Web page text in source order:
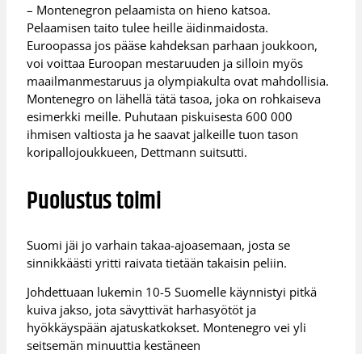
– Montenegron pelaamista on hieno katsoa.
Pelaamisen taito tulee heille äidinmaidosta.
Euroopassa jos pääse kahdeksan parhaan joukkoon,
voi voittaa Euroopan mestaruuden ja silloin myös
maailmanmestaruus ja olympiakulta ovat mahdollisia.
Montenegro on lähellä tätä tasoa, joka on rohkaiseva
esimerkki meille. Puhutaan piskuisesta 600 000
ihmisen valtiosta ja he saavat jalkeille tuon tason
koripallojoukkueen, Dettmann suitsutti.
Puolustus toimi
Suomi jäi jo varhain takaa-ajoasemaan, josta se
sinnikkäästi yritti raivata tietään takaisin peliin.
Johdettuaan lukemin 10-5 Suomelle käynnistyi pitkä
kuiva jakso, jota sävyttivät harhasyötöt ja
hyökkäyspään ajatuskatkokset. Montenegro vei yli
seitsemän minuuttia kestäneen